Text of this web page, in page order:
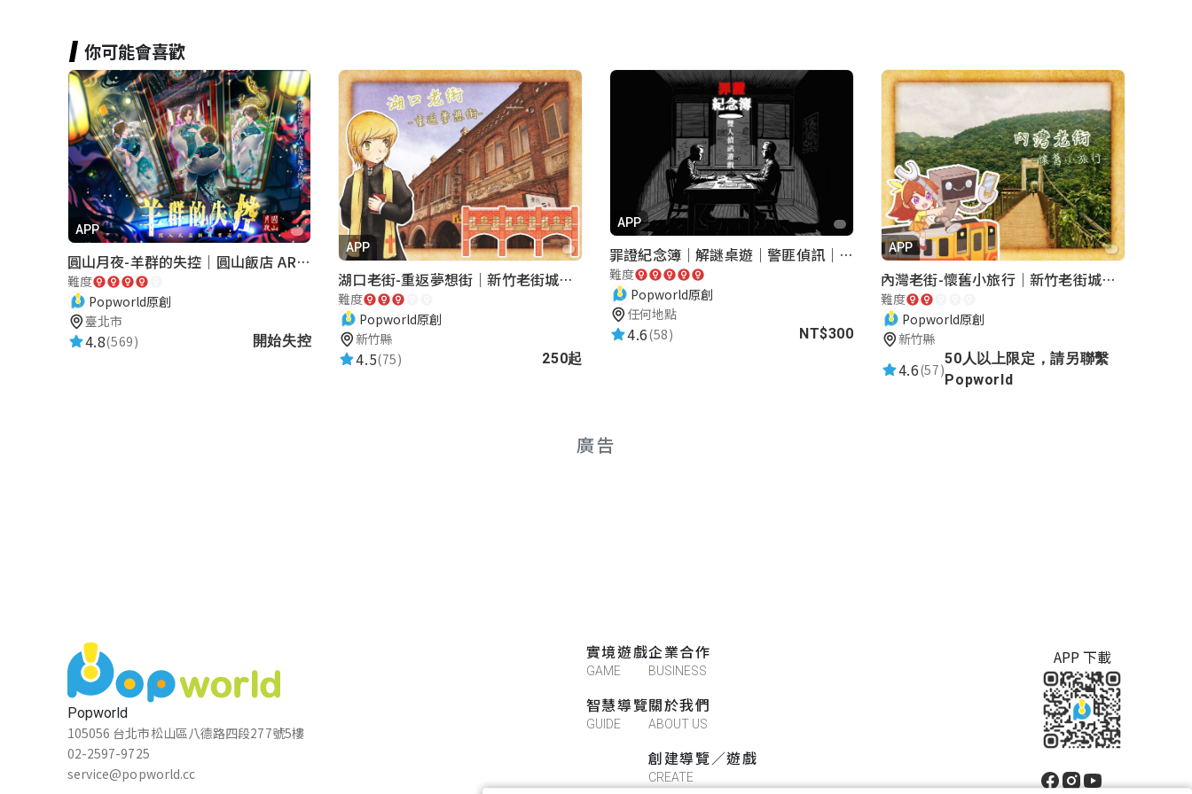
你可能會喜歡
APP
圓山月夜-羊群的失控｜圓山飯店 ARG實境解謎遊戲
難度
Popworld原創
臺北市
4.8(569) 開始失控
APP
湖口老街-重返夢想街｜新竹老街城市解謎
難度
Popworld原創
新竹縣
4.5(75) 250起
APP
罪證紀念簿｜解謎桌遊｜警匪偵訊｜室內遊戲
難度
Popworld原創
任何地點
4.6(58) NT$300
APP
內灣老街-懷舊小旅行｜新竹老街城市解謎
難度
Popworld原創
新竹縣
4.6(57)
50人以上限定，請另聯繫
Popworld
廣告
Popworld
105056 台北市松山區八德路四段277號5樓
02-2597-9725
service@popworld.cc
實境遊戲
GAME
智慧導覽
GUIDE
企業合作
BUSINESS
關於我們
ABOUT US
創建導覽／遊戲
CREATE
APP 下載